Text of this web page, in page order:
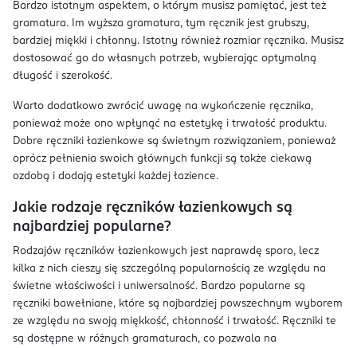
Bardzo istotnym aspektem, o którym musisz pamiętać, jest też
gramatura. Im wyższa gramatura, tym ręcznik jest grubszy,
bardziej miękki i chłonny. Istotny również rozmiar ręcznika. Musisz
dostosować go do własnych potrzeb, wybierając optymalną
długość i szerokość.
Warto dodatkowo zwrócić uwagę na wykończenie ręcznika,
ponieważ może ono wpłynąć na estetykę i trwałość produktu.
Dobre ręczniki łazienkowe są świetnym rozwiązaniem, ponieważ
oprócz pełnienia swoich głównych funkcji są także ciekawą
ozdobą i dodają estetyki każdej łazience.
Jakie rodzaje ręczników łazienkowych są
najbardziej popularne?
Rodzajów ręczników łazienkowych jest naprawdę sporo, lecz
kilka z nich cieszy się szczególną popularnością ze względu na
świetne właściwości i uniwersalność. Bardzo popularne są
ręczniki bawełniane, które są najbardziej powszechnym wyborem
ze względu na swoją miękkość, chłonność i trwałość. Ręczniki te
są dostępne w różnych gramaturach, co pozwala na